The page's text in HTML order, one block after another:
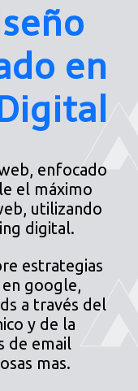
en
enfocado
el máximo
utilizando
digital.
estrategias
en google,
a través del
y de la
de email
mas.